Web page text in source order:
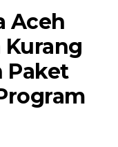
Aceh
Paket